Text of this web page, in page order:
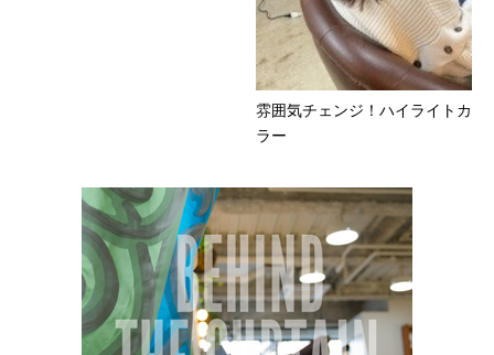
雰囲気チェンジ！ハイライトカ
ラー